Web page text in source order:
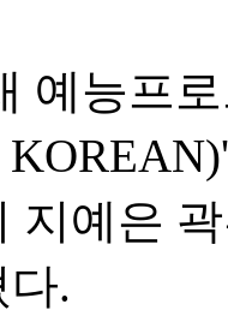
예능프
지예은
.